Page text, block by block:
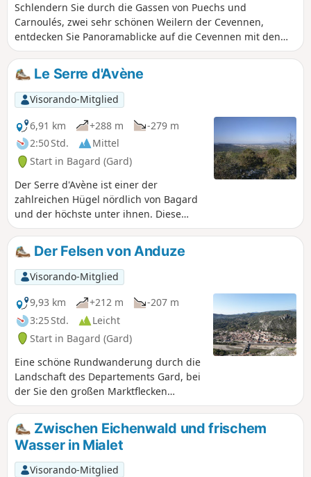
Schlendern Sie durch die Gassen von Puechs und
Carnoulés, zwei sehr schönen Weilern der Cevennen,
entdecken Sie Panoramablicke auf die Cevennen mit den
Düften des Heidelands, der Kastanienbäume und der
grünen Eichenwälder.. Auf dieser Strecke ist Vorsicht
geboten an felsigen Stellen, die gefährlich sein können (3)
bis (6).
Le Serre d'Avène
Visorando-Mitglied
6,91 km
+288 m
-279 m
2:50 Std.
Mittel
Start in Bagard (Gard)
Der Serre d'Avène ist einer der
zahlreichen Hügel nördlich von Bagard
und der höchste unter ihnen. Diese
Rundwanderung führt Sie über Wege
und Pfade durch das Heideland. Auf
dem Gipfel erwartet Sie eine
wunderschöne Aussicht auf die
Cevennen und den Großraum Alès.
Der Felsen von Anduze
Visorando-Mitglied
9,93 km
+212 m
-207 m
3:25 Std.
Leicht
Start in Bagard (Gard)
Eine schöne Rundwanderung durch die
Landschaft des Departements Gard, bei
der Sie den großen Marktflecken
Anduze vom Felsen aus entdecken
können, der ihn überragt.
Zwischen Eichenwald und frischem
Wasser in Mialet
Visorando-Mitglied